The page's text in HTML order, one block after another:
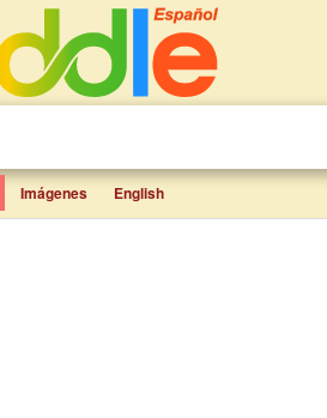
Imágenes English